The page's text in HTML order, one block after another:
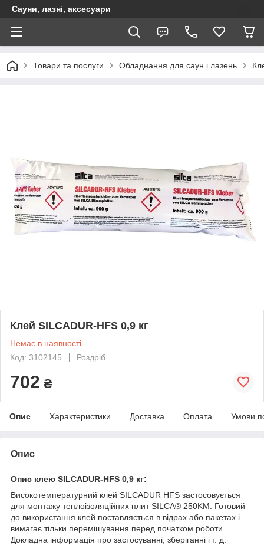
Сауни, лазні, аксесуари
Товари та послуги Обладнання для саун і лазень
Клей SILCADUR-HFS 0,9 кг
Немає в наявності
Код: 3102145
Роздріб
702 ₴
Опис Характеристики Доставка Оплата Умови
Опис
Опис клею SILCADUR-HFS 0,9 кг:
Високотемпературний клей SILCADUR HFS застосовується
для монтажу теплоізоляційних плит SILCA® 250KM. Готовий
до використання клей поставляється в відрах або пакетах і
вимагає тільки перемішування перед початком роботи.
Докладна інформація про застосуванні, зберіганні і т. д.